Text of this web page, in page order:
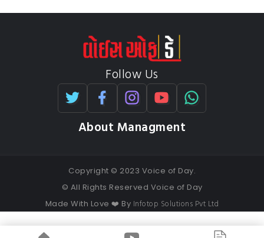
Follow Us
About Managment
Copyright © 2023 Voice of Day.
© All Rights Reserved Voice of Day
Made With Love ❤️ By Infotop Solutions Pvt Ltd